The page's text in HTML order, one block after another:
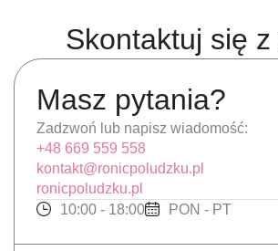
Skontaktuj się z
Masz pytania?
Zadzwoń lub napisz wiadomość:
+48 669 559 558
kontakt@ronicpoludzku.pl
ronicpoludzku.pl
10:00 - 18:00
PON - PT